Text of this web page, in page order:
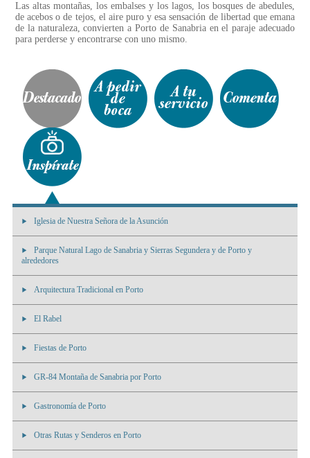
Las altas montañas, los embalses y los lagos, los bosques de abedules,
de acebos o de tejos, el aire puro y esa sensación de libertad que emana
de la naturaleza, convierten a Porto de Sanabria en el paraje adecuado
para perderse y encontrarse con uno mismo.
Iglesia de Nuestra Señora de la Asunción
Parque Natural Lago de Sanabria y Sierras Segundera y de Porto y
alrededores
Arquitectura Tradicional en Porto
El Rabel
Fiestas de Porto
GR-84 Montaña de Sanabria por Porto
Gastronomía de Porto
Otras Rutas y Senderos en Porto